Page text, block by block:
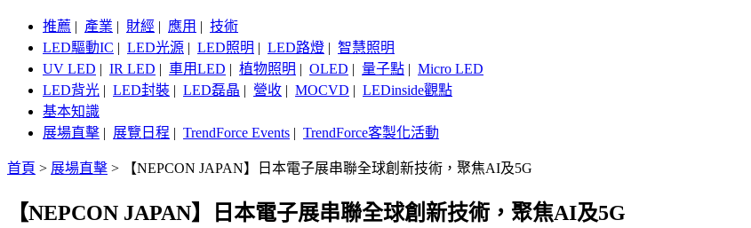
推薦 | 產業 | 財經 | 應用 | 技術
LED驅動IC | LED光源 | LED照明 | LED路燈 | 智慧照明
UV LED | IR LED | 車用LED | 植物照明 | OLED | 量子點 | Micro LED
LED背光 | LED封裝 | LED磊晶 | 營收 | MOCVD | LEDinside觀點
基本知識
展場直擊 | 展覽日程 | TrendForce Events | TrendForce客製化活動
首頁 > 展場直擊 > 【NEPCON JAPAN】日本電子展串聯全球創新技術，聚焦AI及5G
【NEPCON JAPAN】日本電子展串聯全球創新技術，聚焦AI及5G